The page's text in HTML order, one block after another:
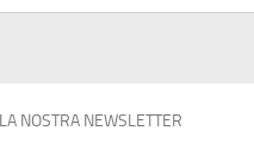
NOSTRA NEWSLETTER